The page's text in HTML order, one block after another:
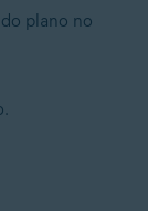
plano no